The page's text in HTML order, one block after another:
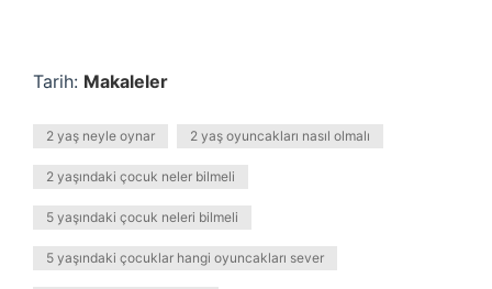
Tarih: Makaleler
2 yaş neyle oynar 2 yaş oyuncakları nasıl olmalı
2 yaşındaki çocuk neler bilmeli
5 yaşındaki çocuk neleri bilmeli
5 yaşındaki çocuklar hangi oyuncakları sever